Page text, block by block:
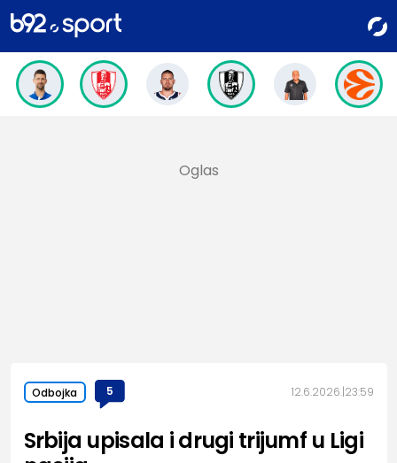
Odbojka 5 12.6.2026. 23:59
Srbija upisala i drugi trijumf u Ligi